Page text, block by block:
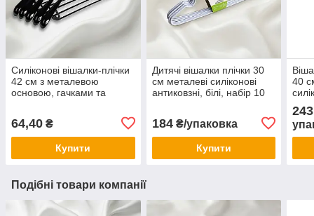
Силіконові вішалки-плічки
42 см з металевою
основою, гачками та
(ширина плеча 3.3 см)
64,40 ₴
Купити
Дитячі вішалки плічки 30
см металеві силіконові
антиковзні, білі, набір 10
184₴/упаковка
Купити
40
шт.
Подібні товари компанії